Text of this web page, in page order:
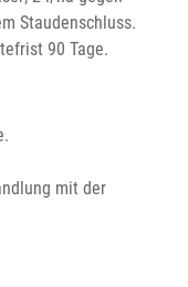
Staudenschluss.
90 Tage.
mit der